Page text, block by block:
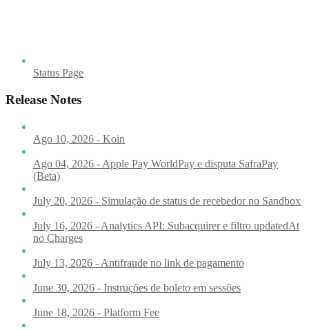
Status Page
Release Notes
Ago 10, 2026 - Koin
Ago 04, 2026 - Apple Pay WorldPay e disputa SafraPay
(Beta)
July 20, 2026 - Simulação de status de recebedor no Sandbox
July 16, 2026 - Analytics API: Subacquirer e filtro updatedAt
no Charges
July 13, 2026 - Antifraude no link de pagamento
June 30, 2026 - Instruções de boleto em sessões
June 18, 2026 - Platform Fee